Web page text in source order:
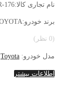
نام تجاری کالا:R-176
برند خودرو:TOYOTA
(0 نظر)
مدل خودرو: Toyota
اطلاعات بیشتر